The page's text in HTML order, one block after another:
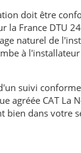
doit être
la France DTU
naturel de
à
suivi
agréée CAT La
bien dans votre